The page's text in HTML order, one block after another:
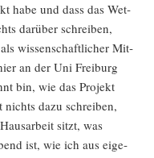
habe und dass das Wet­
dar­über schrei­ben,
wis­sen­schaft­li­cher Mit­
an der Uni Frei­burg
bin, wie das Pro­jekt
dazu schrei­ben,
sitzt, was
ist, wie ich aus eige­